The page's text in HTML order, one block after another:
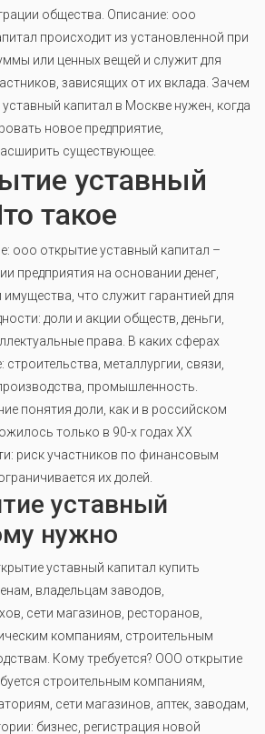
общества. Описание: ооо
происходит из установленной при
или ценных вещей и служит для
зависящих от их вклада. Зачем
капитал в Москве нужен, когда
новое предприятие,
существующее.
уставный
такое
ооо открытие уставный капитал –
предприятия на основании денег,
что служит гарантией для
доли и акции обществ, деньги,
права. В каких сферах
металлургии, связи,
промышленность.
понятия доли, как и в российском
только в 90-х годах XX
риск участников по финансовым
их долей.
уставный
нужно
уставный капитал купить
владельцам заводов,
сети магазинов, ресторанов,
компаниям, строительным
Кому требуется? ООО открытие
строительным компаниям,
сети магазинов, аптек, заводам,
бизнес, регистрация новой